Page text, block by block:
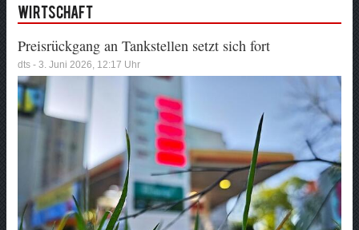
Wirtschaft
Preisrückgang an Tankstellen setzt sich fort
dts - 3. Juni 2026, 12:17 Uhr